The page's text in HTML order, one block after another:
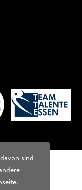
sind